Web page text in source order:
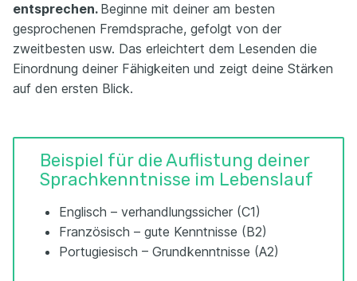
entsprechen. Beginne mit deiner am besten
gesprochenen Fremdsprache, gefolgt von der
zweitbesten usw. Das erleichtert dem Lesenden die
Einordnung deiner Fähigkeiten und zeigt deine Stärken
auf den ersten Blick.
Beispiel für die Auflistung deiner
Sprachkenntnisse im Lebenslauf
Englisch – verhandlungssicher (C1)
Französisch – gute Kenntnisse (B2)
Portugiesisch – Grundkenntnisse (A2)